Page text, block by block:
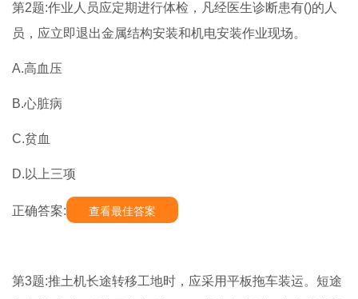
第2题:作业人员应定期进行体检，凡经医生诊断患有()的人
员，应立即退出金属结构安装和机电安装作业现场。
A.高血压
B.心脏病
C.贫血
D.以上三项
正确答案: 查看最佳答案
第3题:推土机长途转移工地时，应采用平板拖车装运。短途